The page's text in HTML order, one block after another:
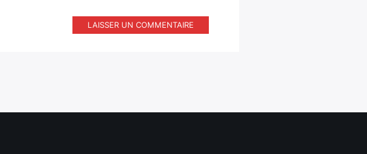
LAISSER UN COMMENTAIRE